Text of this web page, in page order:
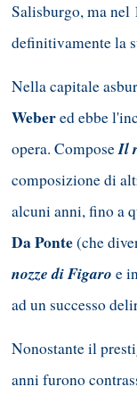
Salisburgo, ma nel
definitivamente la
Nella capitale
Webered ebbe
opera. ComposeIl
composizione di
alcuni anni, fino a
Da Ponte(che
nozze di Figaro e
ad un successo
Nonostante il
anni furono